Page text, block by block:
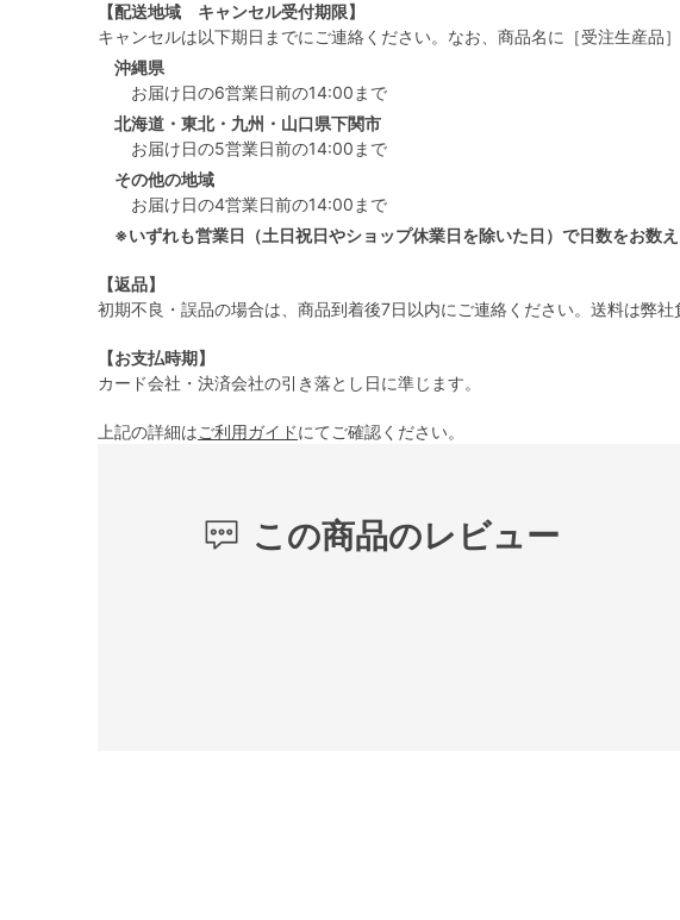
【配送地域 キャンセル受付期限】
キャンセルは以下期日までにご連絡ください。なお、商品名に［受注生産品
沖縄県
お届け日の6営業日前の14:00まで
北海道・東北・九州・山口県下関市
お届け日の5営業日前の14:00まで
その他の地域
お届け日の4営業日前の14:00まで
※いずれも営業日（土日祝日やショップ休業日を除いた日）で日数をお数え
【返品】
初期不良・誤品の場合は、商品到着後7日以内にご連絡ください。送料は弊
【お支払時期】
カード会社・決済会社の引き落とし日に準じます。
上記の詳細はご利用ガイドにてご確認ください。
この商品のレビュー